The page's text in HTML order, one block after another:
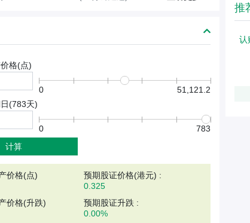
格(点)
0
51,121.2
(783天)
0
783
计算
价格(点)
预期股证价格(港元) :
0.325
价格(升跌)
预期股证升跌 :
0.00%
推
认